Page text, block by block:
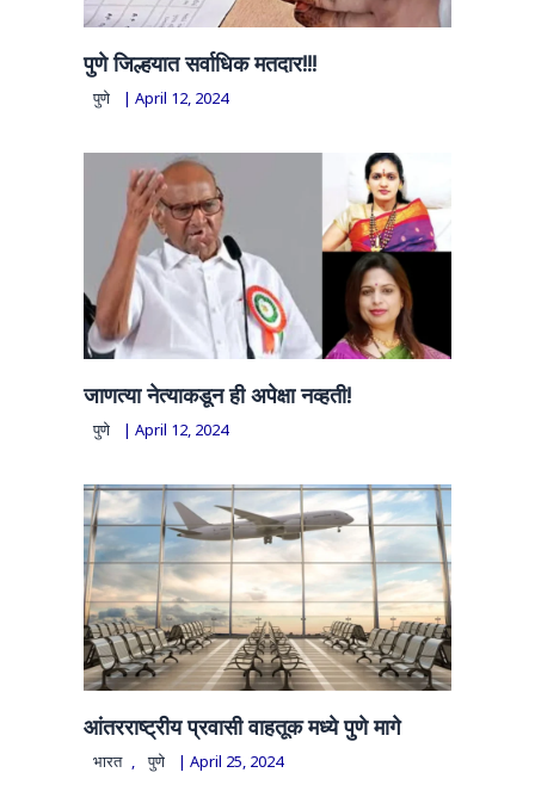
पुणे जिल्हयात सर्वाधिक मतदार!!!
पुणे | April 12, 2024
जाणत्या नेत्याकडून ही अपेक्षा नव्हती!
पुणे | April 12, 2024
आंतरराष्ट्रीय प्रवासी वाहतूक मध्ये पुणे मागे
भारत पुणे | April 25, 2024